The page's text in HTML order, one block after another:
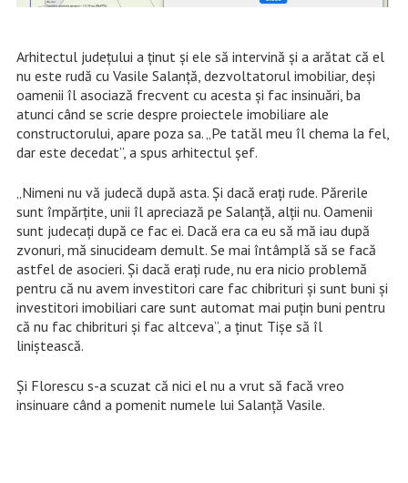
Arhitectul județului a ținut și ele să intervină și a arătat că el
nu este rudă cu Vasile Salanță, dezvoltatorul imobiliar, deși
oamenii îl asociază frecvent cu acesta și fac insinuări, ba
atunci când se scrie despre proiectele imobiliare ale
constructorului, apare poza sa. „Pe tatăl meu îl chema la fel,
dar este decedat”, a spus arhitectul șef.
„Nimeni nu vă judecă după asta. Și dacă erați rude. Părerile
sunt împărțite, unii îl apreciază pe Salanță, alții nu. Oamenii
sunt judecați după ce fac ei. Dacă era ca eu să mă iau după
zvonuri, mă sinucideam demult. Se mai întâmplă să se facă
astfel de asocieri. Și dacă erați rude, nu era nicio problemă
pentru că nu avem investitori care fac chibrituri și sunt buni și
investitori imobiliari care sunt automat mai puțin buni pentru
că nu fac chibrituri și fac altceva”, a ținut Tișe să îl
liniștească.
Și Florescu s-a scuzat că nici el nu a vrut să facă vreo
insinuare când a pomenit numele lui Salanță Vasile.